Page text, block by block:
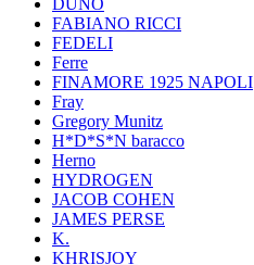
DUNO
FABIANO RICCI
FEDELI
Ferre
FINAMORE 1925 NAPOLI
Fray
Gregory Munitz
H*D*S*N baracco
Herno
HYDROGEN
JACOB COHEN
JAMES PERSE
K.
KHRISJOY